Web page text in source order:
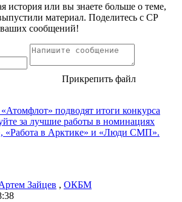
история или вы знаете больше о теме,
материал. Поделитесь с СР
сообщений!
Прикрепить файл
подводят итоги конкурса
за лучшие работы в номинациях
«Работа в Арктике» и «Люди СМП».
Зайцев , ОКБМ